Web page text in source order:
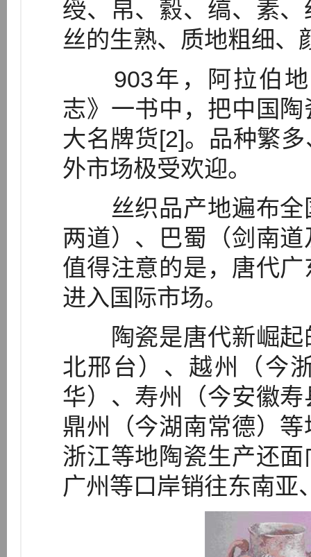
绶、帛、縠、缟、素
丝的生熟、质地粗细、
903年，阿拉伯地
志》一书中，把中国
大名牌货[2]。品种繁
外市场极受欢迎。
丝织品产地遍布全
两道）、巴蜀（剑南
值得注意的是，唐代
进入国际市场。
陶瓷是唐代新崛起
北邢台）、越州（今
华）、寿州（今安徽
鼎州（今湖南常德）
浙江等地陶瓷生产还
广州等口岸销往东南亚